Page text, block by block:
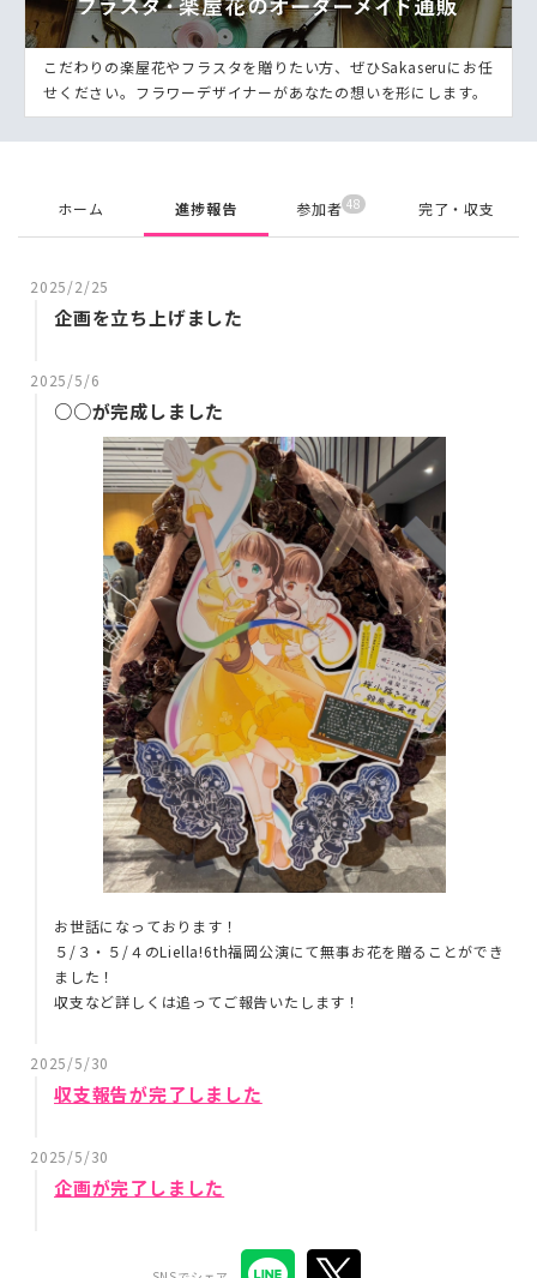
こだわりの楽屋花やフラスタを贈りたい方、ぜひSakaseruにお任
せください。フラワーデザイナーがあなたの想いを形にします。
ホーム 進捗報告 参加者 48 完了・収支
2025/2/25
企画を立ち上げました
2025/5/6
○○が完成しました
お世話になっております！
５/３・５/４のLiella!6th福岡公演にて無事お花を贈ることができ
ました！
収支など詳しくは追ってご報告いたします！
2025/5/30
収支報告が完了しました
2025/5/30
企画が完了しました